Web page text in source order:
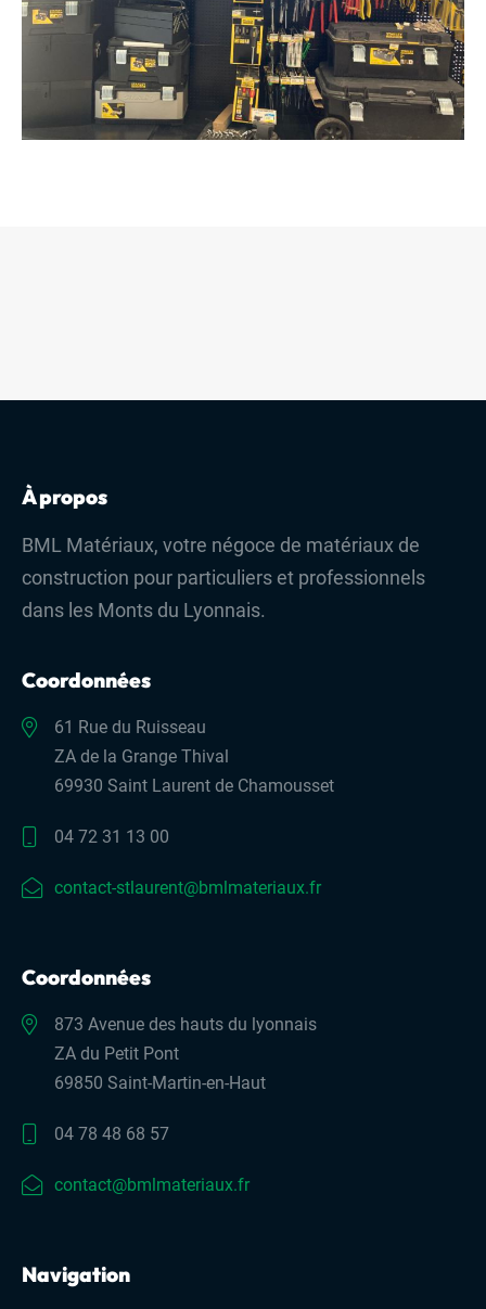
À propos
BML Matériaux, votre négoce de matériaux de
construction pour particuliers et professionnels
dans les Monts du Lyonnais.
Coordonnées
61 Rue du Ruisseau
ZA de la Grange Thival
69930 Saint Laurent de Chamousset
04 72 31 13 00
contact-stlaurent@bmlmateriaux.fr
Coordonnées
873 Avenue des hauts du lyonnais
ZA du Petit Pont
69850 Saint-Martin-en-Haut
04 78 48 68 57
contact@bmlmateriaux.fr
Navigation
Demander un devis
St-Martin : 04 78 48 68 57
St-Laurent : 04 72 31 13 00